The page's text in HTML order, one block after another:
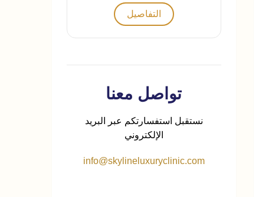
التفاصيل
تواصل معنا
نستقبل استفسارتكم عبر البريد
الإلكتروني
info@skylineluxuryclinic.com